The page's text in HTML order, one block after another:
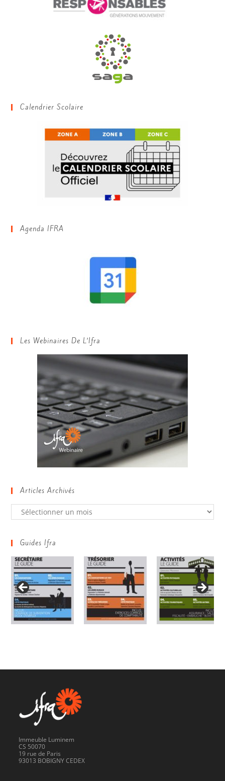
Calendrier Scolaire
Agenda IFRA
Les Webinaires De L’Ifra
Articles Archivés
Guides Ifra
Immeuble Luminem
CS 50070
19 rue de Paris
93013 BOBIGNY CEDEX